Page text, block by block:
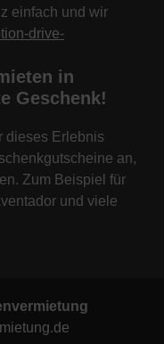
einfach und wir
drive-
in
Geschenk!
dieses Erlebnis
an,
Zum Beispiel für
und viele